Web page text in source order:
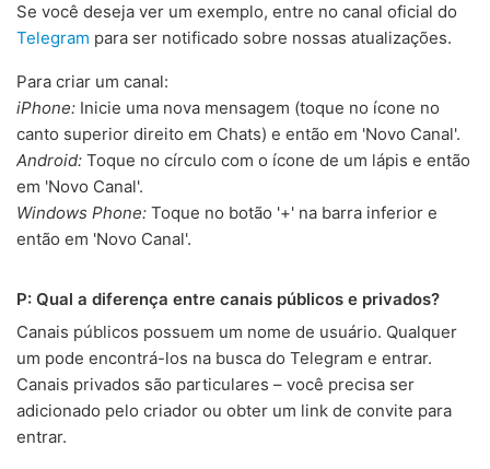
Se você deseja ver um exemplo, entre no canal oficial do
Telegram para ser notificado sobre nossas atualizações.
Para criar um canal:
iPhone: Inicie uma nova mensagem (toque no ícone no
canto superior direito em Chats) e então em 'Novo Canal'.
Android: Toque no círculo com o ícone de um lápis e então
em 'Novo Canal'.
Windows Phone: Toque no botão '+' na barra inferior e
então em 'Novo Canal'.
P: Qual a diferença entre canais públicos e privados?
Canais públicos possuem um nome de usuário. Qualquer
um pode encontrá-los na busca do Telegram e entrar.
Canais privados são particulares – você precisa ser
adicionado pelo criador ou obter um link de convite para
entrar.